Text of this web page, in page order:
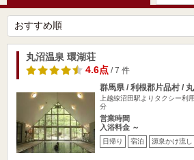
丸沼温泉 環湖荘
4.6点/ 7 件
群馬県 / 利根郡片品村 /
上越線沼田駅よりタクシー利
分
営業時間
入浴料金 ～
日帰り 宿泊 源泉かけ流し